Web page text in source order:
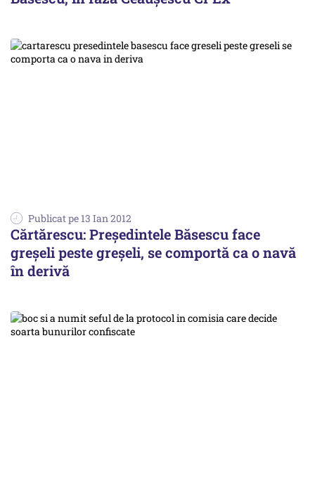
Publicat pe 13 Ian 2012
Cărtărescu: Preşedintele Băsescu face
greşeli peste greşeli, se comportă ca o navă
în derivă